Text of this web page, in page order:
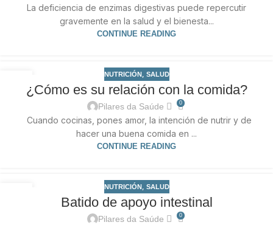
La deficiencia de enzimas digestivas puede repercutir
gravemente en la salud y el bienesta...
CONTINUE READING
NUTRICIÓN, SALUD
¿Cómo es su relación con la comida?
Pilares da Saúde 0
Cuando cocinas, pones amor, la intención de nutrir y de
hacer una buena comida en ...
CONTINUE READING
NUTRICIÓN, SALUD
Batido de apoyo intestinal
Pilares da Saúde 0